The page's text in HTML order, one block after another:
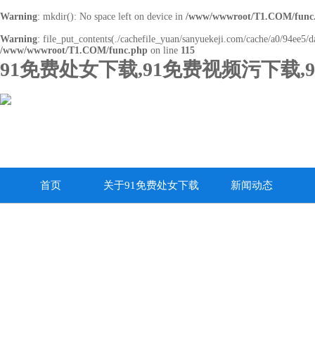
Warning: mkdir(): No space left on device in /www/wwwroot/T1.COM/
Warning: file_put_contents(./cachefile_yuan/sanyuekeji.com/cache/a0/
/www/wwwroot/T1.COM/func.php on line 115
91免费处女下载,91免费视频污下载
首页 关于91免费处女下载 新闻动态